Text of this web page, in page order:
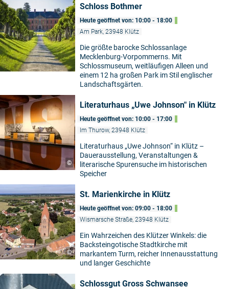
Schloss Bothmer
Heute geöffnet von: 10:00 - 18:00
Am Park, 23948 Klütz
Die größte barocke Schlossanlage
Mecklenburg-Vorpommerns. Mit
Schlossmuseum, weitläufigen Alleen und
einem 12 ha großen Park im Stil englischer
Landschaftsgärten.
©
Literaturhaus „Uwe Johnson" in Klütz
Heute geöffnet von: 10:00 - 17:00
Im Thurow, 23948 Klütz
Literaturhaus „Uwe Johnson“ in Klütz –
Dauerausstellung, Veranstaltungen &
literarische Spurensuche im historischen
Speicher
©
St. Marienkirche in Klütz
Heute geöffnet von: 09:00 - 18:00
Wismarsche Straße, 23948 Klütz
Ein Wahrzeichen des Klützer Winkels: die
Backsteingotische Stadtkirche mit
markantem Turm, reicher Innenausstattung
und langer Geschichte
Schlossgut Gross Schwansee